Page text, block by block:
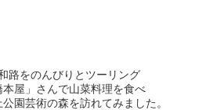
路をのんびりとツーリング
屋」さんで山菜料理を食べ
園芸術の森を訪れてみました。